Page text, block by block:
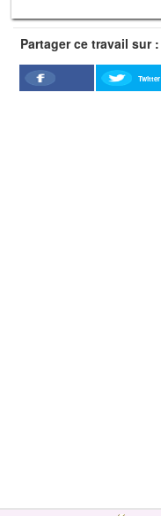
Partager ce travail sur :
Facebook
Twitter